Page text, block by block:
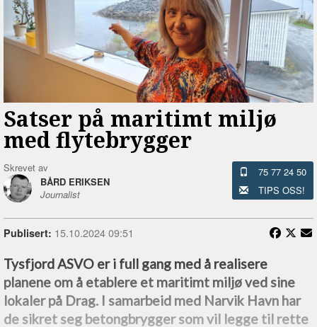
Satser på maritimt miljø
med flytebrygger
Skrevet av
BÅRD ERIKSEN
Journalist
75 77 24 50
TIPS OSS!
Publisert: 15.10.2024 09:51
Tysfjord ASVO er i full gang med å realisere
planene om å etablere et maritimt miljø ved sine
lokaler på Drag. I samarbeid med Narvik Havn har
de sikret seg betongbrygger som vil legge til rette